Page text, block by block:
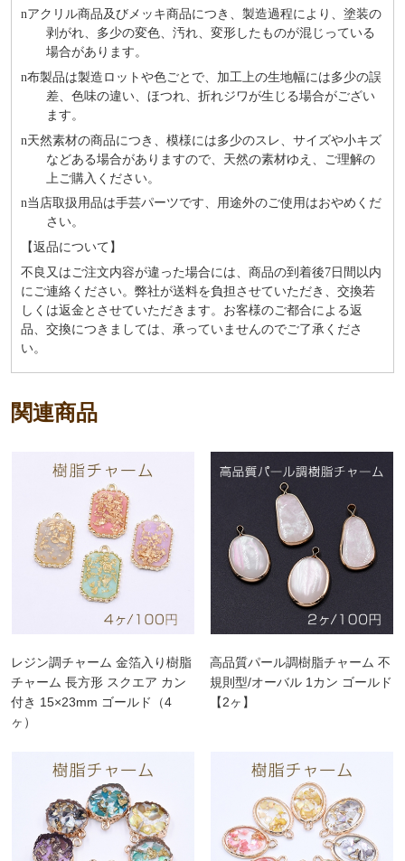
nアクリル商品及びメッキ商品につき、製造過程により、塗装の
剥がれ、多少の変色、汚れ、変形したものが混じっている
場合があります。
n布製品は製造ロットや色ごとで、加工上の生地幅には多少の誤
差、色味の違い、ほつれ、折れジワが生じる場合がござい
ます。
n天然素材の商品につき、模様には多少のスレ、サイズや小キズ
などある場合がありますので、天然の素材ゆえ、ご理解の
上ご購入ください。
n当店取扱用品は⼿芸パーツです、⽤途外のご使⽤はおやめくだ
さい。
【返品について】
不良又はご注文内容が違った場合には、商品の到着後7日間以内
にご連絡ください。弊社が送料を負担させていただき、交換若
しくは返金とさせていただきます。お客様のご都合による返
品、交換につきましては、承っていませんのでご了承くださ
い。
関連商品
レジン調チャーム 金箔入り樹脂
チャーム 長方形 スクエア カン
付き 15×23mm ゴールド（4
ヶ）
高品質パール調樹脂チャーム 不
規則型/オーバル 1カン ゴールド
【2ヶ】